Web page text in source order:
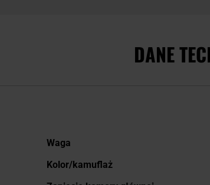
DANE
Więcej
Waga
Kolor/kamuflaż